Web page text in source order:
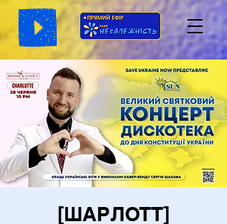
[ШАРЛОТТ]